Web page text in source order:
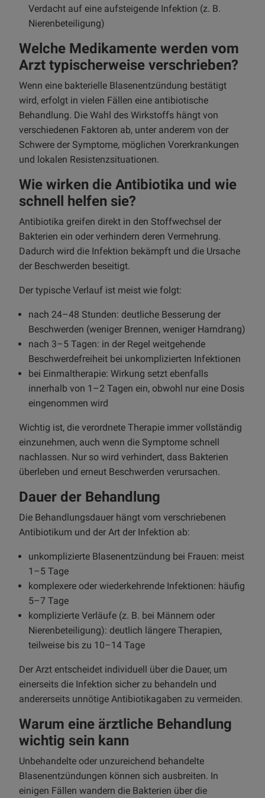
Verdacht auf eine aufsteigende Infektion (z. B.
Nierenbeteiligung)
Welche Medikamente werden vom
Arzt typischerweise verschrieben?
Wenn eine bakterielle Blasenentzündung bestätigt
wird, erfolgt in vielen Fällen eine antibiotische
Behandlung. Die Wahl des Wirkstoffs hängt von
verschiedenen Faktoren ab, unter anderem von der
Schwere der Symptome, möglichen Vorerkrankungen
und lokalen Resistenzsituationen.
Wie wirken die Antibiotika und wie
schnell helfen sie?
Antibiotika greifen direkt in den Stoffwechsel der
Bakterien ein oder verhindern deren Vermehrung.
Dadurch wird die Infektion bekämpft und die Ursache
der Beschwerden beseitigt.
Der typische Verlauf ist meist wie folgt:
nach 24–48 Stunden: deutliche Besserung der
Beschwerden (weniger Brennen, weniger Harndrang)
nach 3–5 Tagen: in der Regel weitgehende
Beschwerdefreiheit bei unkomplizierten Infektionen
bei Einmaltherapie: Wirkung setzt ebenfalls
innerhalb von 1–2 Tagen ein, obwohl nur eine Dosis
eingenommen wird
Wichtig ist, die verordnete Therapie immer vollständig
einzunehmen, auch wenn die Symptome schnell
nachlassen. Nur so wird verhindert, dass Bakterien
überleben und erneut Beschwerden verursachen.
Dauer der Behandlung
Die Behandlungsdauer hängt vom verschriebenen
Antibiotikum und der Art der Infektion ab:
unkomplizierte Blasenentzündung bei Frauen: meist
1–5 Tage
komplexere oder wiederkehrende Infektionen: häufig
5–7 Tage
komplizierte Verläufe (z. B. bei Männern oder
Nierenbeteiligung): deutlich längere Therapien,
teilweise bis zu 10–14 Tage
Der Arzt entscheidet individuell über die Dauer, um
einerseits die Infektion sicher zu behandeln und
andererseits unnötige Antibiotikagaben zu vermeiden.
Warum eine ärztliche Behandlung
wichtig sein kann
Unbehandelte oder unzureichend behandelte
Blasenentzündungen können sich ausbreiten. In
einigen Fällen wandern die Bakterien über die